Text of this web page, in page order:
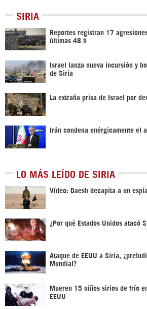
SIRIA
Reportes registran 17
últimas 48 h
Israel lanza nueva incursión y
de Siria
La extraña prisa de Israel por
Irán condena enérgicamente el
LO MÁS LEÍDO DE SIRIA
Vídeo: Daesh decapita a un
¿Por qué Estados Unidos atacó
Ataque de EEUU a Siria,
Mundial?
Mueren 15 niños sirios de frío
EEUU